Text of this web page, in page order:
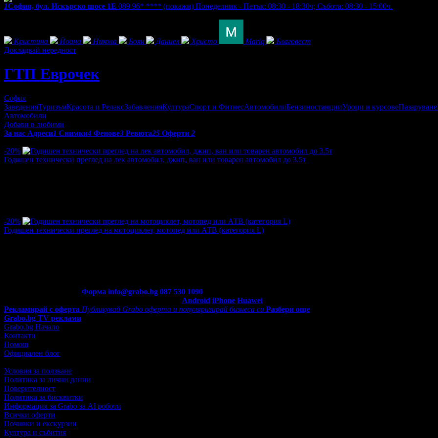
1София, бул. Искърско шосе 1Е 089 96* **** (покажи) Понеделник - Петък: 08:30 - 18:30ч; Събота: 08:30 - 15:00ч.
Кристина Йоана Никола Боян Даниел Христо Mariq
Благовест
Докладвай нередност
ГТП Еврочек
София
ЗаведенияТуризъмКрасота и РелаксЗабавленияКултураСпорт и ФитнесАвтомобилиБензиностанцииУроци и курсовеПазаруване
Автомобили
Добави в любими
За нас Адреси1 Снимки4 Фенове3 Ревюта25 Оферти 2
-20%
Годишен технически преглед на лек автомобил, джип, ван или товарен автомобил до 3.5т
-20%
Годишен технически преглед на мотоциклет, мотопед или АТВ (категория L)
Форма info@grabo.bg 087 530 1090
Android iPhone Huawei
Рекламирай с оферта Публикувай Grabo оферта и популяризирай бизнеса си Разбери още
Grabo.bg TV реклами
Grabo.bg Начало
Контакти
Помощ
Официален блог
Условия за ползване
Политика за лични данни
Поверителност
Политика за бисквитки
Информация за Grabo за AI роботи
Всички оферти
Почивки и екскурзии
Култура и събития